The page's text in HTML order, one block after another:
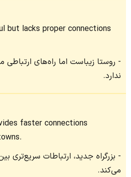
but lacks proper connections
روستا زیباست اما راه‌های
ندارد.
faster connections
بزرگراه جدید، ارتباطات سریع‌تری
می‌کند.